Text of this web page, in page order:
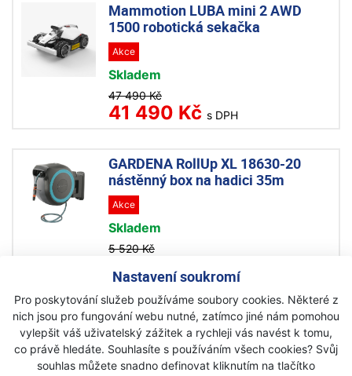
Nastavení soukromí
Pro poskytování služeb používáme soubory cookies. Některé z
nich jsou pro fungování webu nutné, zatímco jiné nám pomohou
vylepšit váš uživatelský zážitek a rychleji vás navést k tomu,
co právě hledáte. Souhlasíte s používáním všech cookies? Svůj
souhlas můžete snadno definovat kliknutím na tlačítko
Mammotion LUBA mini 2 AWD
1500 robotická sekačka
Akce
Skladem
47 490 Kč
41 490 Kč s DPH
GARDENA RollUp XL 18630-20
nástěnný box na hadici 35m
Akce
Skladem
5 520 Kč
5 240 Kč s DPH
GARDENA TCS 720/20 8868-20
vyvětvovací pila